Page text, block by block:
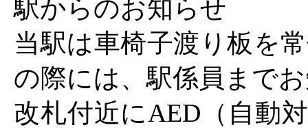
駅からのお知らせ
当駅は車椅子渡り板を
の際には、駅係員まで
改札付近にAED（自動